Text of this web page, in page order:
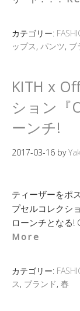
カテゴリー:
ップス, パンツ, ブ
KITH x
ション『
ーンチ!
2017-03-16 by
ティーザーをポ
プセルコレクシ
ローンチとなる!
More
カテゴリー:
ス, ブランド, 春